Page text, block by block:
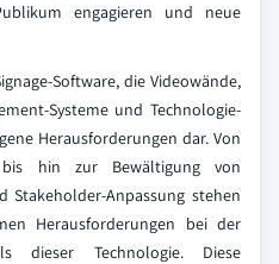
engagieren und neue
Software, die Videowände,
Systeme und Technologie-
Herausforderungen dar. Von
hin zur Bewältigung von
Anpassung stehen
Herausforderungen bei der
dieser Technologie. Diese